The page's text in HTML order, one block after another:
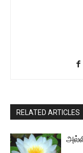
RELATED ARTICLES